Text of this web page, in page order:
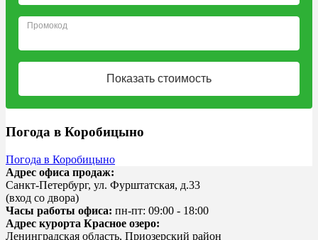
Погода в Коробицыно
Погода в Коробицыно
Адрес офиса продаж:
Санкт-Петербург, ул. Фурштатская, д.33
(вход со двора)
Часы работы офиса: пн-пт: 09:00 - 18:00
Адрес курорта Красное озеро:
Ленинградская область, Приозерский район